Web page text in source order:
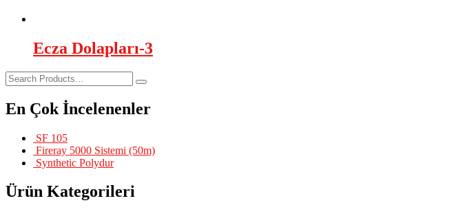
Ecza Dolapları-3
En Çok İncelenenler
SF 105
Fireray 5000 Sistemi (50m)
Synthetic Polydur
Ürün Kategorileri